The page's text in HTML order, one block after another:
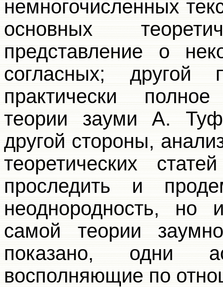
немногочисленных
основных
представление о
согласных; другой
практически
теории зауми А.
другой стороны,
теоретических
проследить и
неоднородность, но
самой теории
показано, одни
восполняющие по